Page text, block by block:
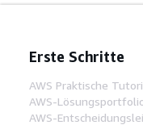
Erste Schritte
AWS Praktische
AWS-
AWS-